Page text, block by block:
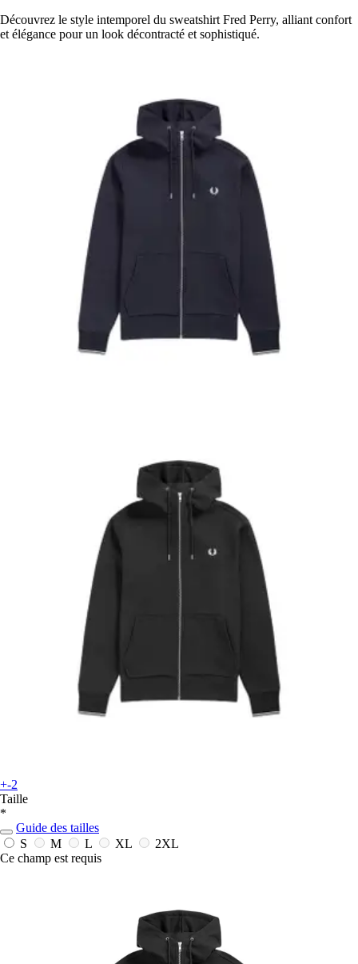
Découvrez le style intemporel du sweatshirt Fred Perry, alliant confort
et élégance pour un look décontracté et sophistiqué.
+-2
Taille
*
Guide des tailles
S
M L XL
2XL
Ce champ est requis